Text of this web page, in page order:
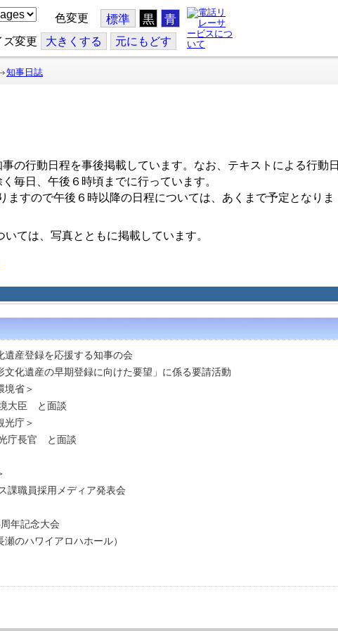
色変更 標準 黒 青
ズ変更 大きくする 元にもどす
知事日誌
の行動日程を事後掲載しています。なお、テキストによる行動日
毎日、午後６時頃までに行っています。
ますので午後６時以降の日程については、あくまで予定となりま
ては、写真とともに掲載しています。
遺産登録を応援する知事の会
文化遺産の早期登録に向けた要望」に係る要請活動
境省＞
臣 と面談
光庁＞
長官 と面談
職員採用メディア発表会
年記念大会
ワイアロハホール）